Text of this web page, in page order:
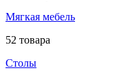
Мягкая мебель
52 товара
Столы